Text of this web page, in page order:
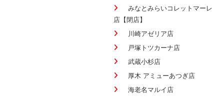
みなとみらいコレットマーレ
店【閉店】
川崎アゼリア店
戸塚トツカーナ店
武蔵小杉店
厚木 アミューあつぎ店
海老名マルイ店